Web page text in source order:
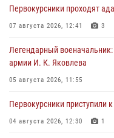
Первокурсники проходят
07 августа 2026, 12:41 3
Легендарный
армии И. К. Яковлева
05 августа 2026, 11:55
Первокурсники приступили
04 августа 2026, 12:30 1